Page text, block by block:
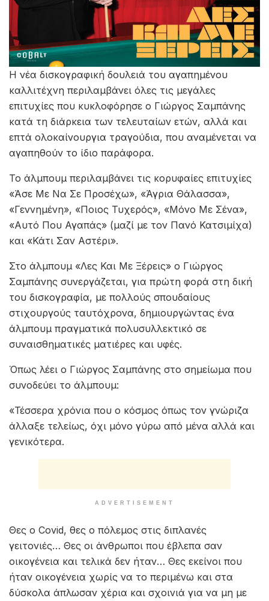
Η νέα δισκογραφική δουλειά του αγαπημένου
καλλιτέχνη περιλαμβάνει όλες τις μεγάλες
επιτυχίες που κυκλοφόρησε ο Γιώργος Σαμπάνης
κατά τη διάρκεια των τελευταίων ετών, αλλά και
επτά ολοκαίνουργια τραγούδια, που αναμένεται να
αγαπηθούν το ίδιο παράφορα.
Το άλμπουμ περιλαμβάνει τις κορυφαίες επιτυχίες
«Άσε Με Να Σε Προσέχω», «Άγρια Θάλασσα»,
«Γεννημένη», «Ποιος Τυχερός», «Μόνο Με Σένα»,
«Αυτό Που Αγαπάς» (μαζί με τον Πανό Κατσιμίχα)
και «Κάτι Σαν Αστέρι».
Στο άλμπουμ «Λες Και Με Ξέρεις» ο Γιώργος
Σαμπάνης συνεργάζεται, για πρώτη φορά στη δική
του δισκογραφία, με πολλούς σπουδαίους
στιχουργούς ταυτόχρονα, δημιουργώντας ένα
άλμπουμ πραγματικά πολυσυλλεκτικό σε
συναισθηματικές ματιέρες και υφές.
Όπως λέει ο Γιώργος Σαμπάνης στο σημείωμα που
συνοδεύει το άλμπουμ:
«Τέσσερα χρόνια που ο κόσμος όπως τον γνώριζα
άλλαξε τελείως, όχι μόνο γύρω από μένα αλλά και
γενικότερα.
ADVERTISEMENT
Θες ο Covid, θες ο πόλεμος στις διπλανές
γειτονιές… Θες οι άνθρωποι που έβλεπα σαν
οικογένεια και τελικά δεν ήταν… Θες εκείνοι που
ήταν οικογένεια χωρίς να το περιμένω και στα
δύσκολα άπλωσαν χέρια και σχοινιά για να μη με